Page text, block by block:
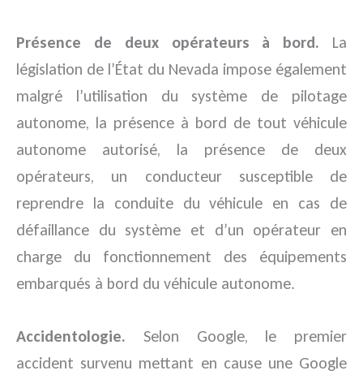
Présence de deux opérateurs à bord. La
législation de l’État du Nevada impose également
malgré l’utilisation du système de pilotage
autonome, la présence à bord de tout véhicule
autonome autorisé, la présence de deux
opérateurs, un conducteur susceptible de
reprendre la conduite du véhicule en cas de
défaillance du système et d’un opérateur en
charge du fonctionnement des équipements
embarqués à bord du véhicule autonome.
Accidentologie. Selon Google, le premier
accident survenu mettant en cause une Google